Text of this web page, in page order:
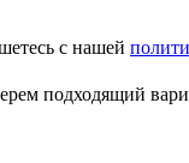
с нашей
подходящий